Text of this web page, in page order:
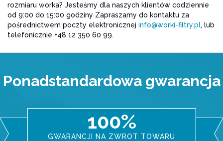
rozmiaru worka? Jesteśmy dla naszych klientów codziennie
od 9:00 do 15:00 godziny Zapraszamy do kontaktu za
pośrednictwem poczty elektronicznej info@worki-filtry.pl, lub
telefonicznie +48 12 350 60 99.
Ponadstandardowa gwarancja
100%
GWARANCJI NA ZWROT TOWARU